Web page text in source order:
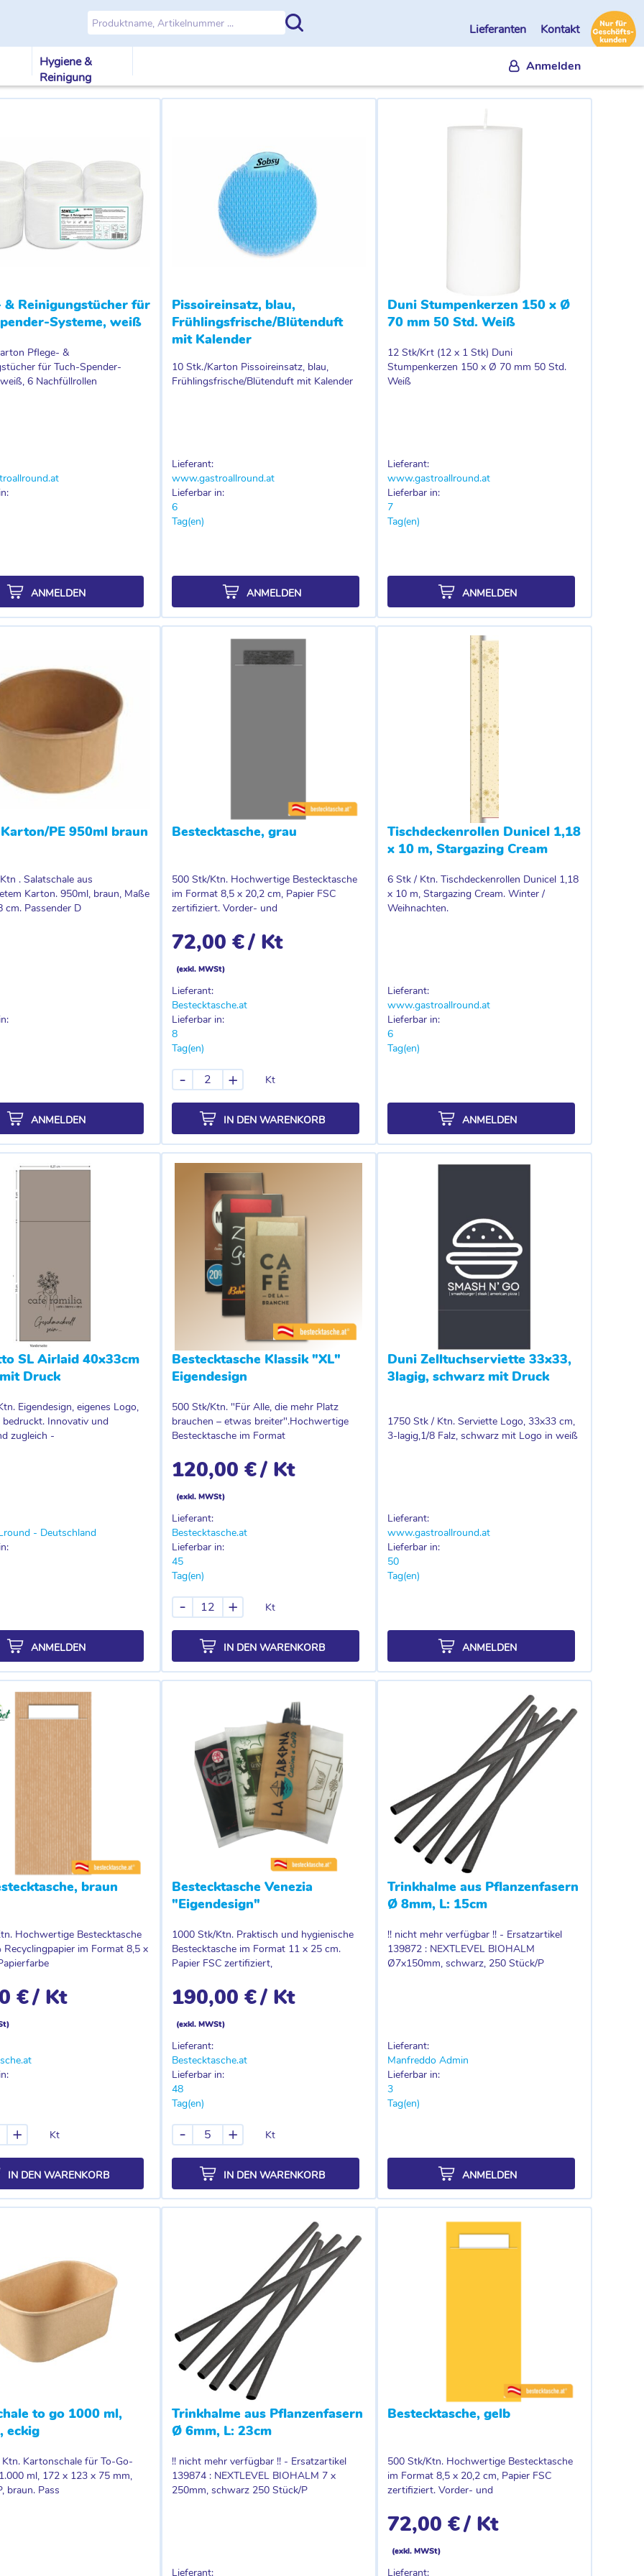
Lieferanten Kontakt
Hygiene &
Reinigung
Anmelden
& Reinigungstücher für
Systeme, weiß
Pflege- &
für Tuch-Spender-
6 Nachfüllrollen
ANMELDEN
Pissoireinsatz, blau,
Frühlingsfrische/Blütenduft
mit Kalender
10 Stk./Karton Pissoireinsatz, blau,
Frühlingsfrische/Blütenduft mit Kalender
Lieferant:
www.gastroallround.at
Lieferbar in:
6
Tag(en)
ANMELDEN
Duni Stumpenkerzen 150 x Ø
70 mm 50 Std. Weiß
12 Stk/Krt (12 x 1 Stk) Duni
Stumpenkerzen 150 x Ø 70 mm 50 Std.
Weiß
Lieferant:
www.gastroallround.at
Lieferbar in:
7
Tag(en)
ANMELDEN
PE 950ml braun
. Salatschale aus
Karton. 950ml, braun, Maße
cm. Passender D
ANMELDEN
Bestecktasche, grau
500 Stk/Ktn. Hochwertige Bestecktasche
im Format 8,5 x 20,2 cm, Papier FSC
zertifiziert. Vorder- und
72,00 €/ Kt
(exkl. MWSt)
Lieferant:
Bestecktasche.at
Lieferbar in:
8
Tag(en)
Kt
- +
IN DEN WARENKORB
Tischdeckenrollen Dunicel 1,18
x 10 m, Stargazing Cream
6 Stk / Ktn. Tischdeckenrollen Dunicel 1,18
x 10 m, Stargazing Cream. Winter /
Weihnachten.
Lieferant:
www.gastroallround.at
Lieferbar in:
6
Tag(en)
ANMELDEN
SL Airlaid 40x33cm
Druck
Eigendesign, eigenes Logo,
bedruckt. Innovativ und
zugleich -
- Deutschland
ANMELDEN
Bestecktasche Klassik "XL"
Eigendesign
500 Stk/Ktn. "Für Alle, die mehr Platz
brauchen – etwas breiter".Hochwertige
Bestecktasche im Format
120,00 €/ Kt
(exkl. MWSt)
Lieferant:
Bestecktasche.at
Lieferbar in:
45
Tag(en)
Kt
- +
IN DEN WARENKORB
Duni Zelltuchserviette 33x33,
3lagig, schwarz mit Druck
1750 Stk / Ktn. Serviette Logo, 33x33 cm,
3-lagig,1/8 Falz, schwarz mit Logo in weiß
Lieferant:
www.gastroallround.at
Lieferbar in:
50
Tag(en)
ANMELDEN
braun
Hochwertige Bestecktasche
Recyclingpapier im Format 8,5 x
€/ Kt
Kt
+
IN DEN WARENKORB
Bestecktasche Venezia
"Eigendesign"
1000 Stk/Ktn. Praktisch und hygienische
Bestecktasche im Format 11 x 25 cm.
Papier FSC zertifiziert,
190,00 €/ Kt
(exkl. MWSt)
Lieferant:
Bestecktasche.at
Lieferbar in:
48
Tag(en)
Kt
- +
IN DEN WARENKORB
Trinkhalme aus Pflanzenfasern
Ø 8mm, L: 15cm
!! nicht mehr verfügbar !! - Ersatzartikel
139872 : NEXTLEVEL BIOHALM
Ø7x150mm, schwarz, 250 Stück/P
Lieferant:
Manfreddo Admin
Lieferbar in:
3
Tag(en)
ANMELDEN
to go 1000 ml,
eckig
Kartonschale für To-Go-
ml, 172 x 123 x 75 mm,
braun. Pass
Trinkhalme aus Pflanzenfasern
Ø 6mm, L: 23cm
!! nicht mehr verfügbar !! - Ersatzartikel
139874 : NEXTLEVEL BIOHALM 7 x
250mm, schwarz 250 Stück/P
Lieferant:
Bestecktasche, gelb
500 Stk/Ktn. Hochwertige Bestecktasche
im Format 8,5 x 20,2 cm, Papier FSC
zertifiziert. Vorder- und
72,00 €/ Kt
(exkl. MWSt)
Lieferant: